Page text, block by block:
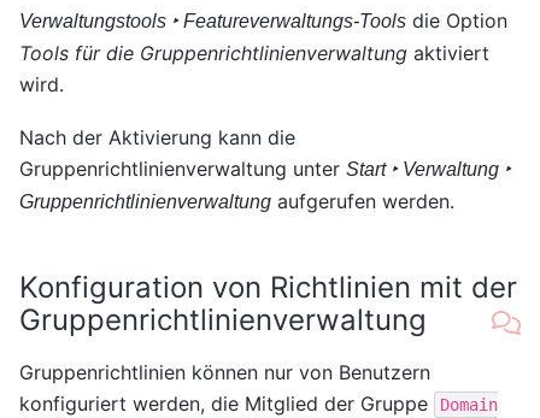
Verwaltungstools ‣ Featureverwaltungs-Tools die Option
Tools für die Gruppenrichtlinienverwaltung aktiviert
wird.
Nach der Aktivierung kann die
Gruppenrichtlinienverwaltung unter Start ‣ Verwaltung ‣
Gruppenrichtlinienverwaltung aufgerufen werden.
Konfiguration von Richtlinien mit der
Gruppenrichtlinienverwaltung
Gruppenrichtlinien können nur von Benutzern
konfiguriert werden, die Mitglied der Gruppe
Domain